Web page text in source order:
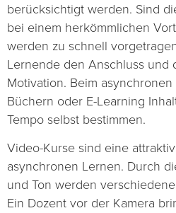
berücksichtigt werden. Sind
bei einem herkömmlichen
werden zu schnell
Lernende den Anschluss und
Motivation. Beim
Büchern oder E-Learning
Tempo selbst bestimmen.
Video-Kurse sind eine
asynchronen Lernen. Durch
und Ton werden
Ein Dozent vor der Kamera